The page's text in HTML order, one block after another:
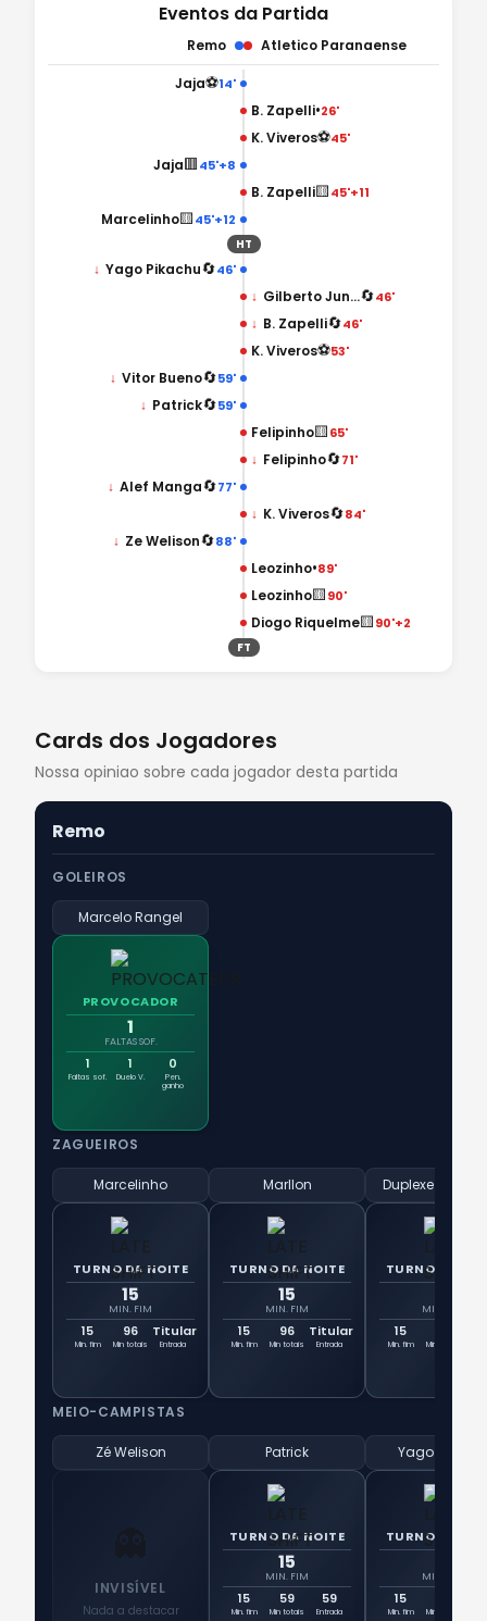
Eventos da Partida
Remo Atletico Paranaense
14'
⚽
Jaja
B. Zapelli•26'
K. Viveros⚽45'
45'+8
🟥
Jaja
B. Zapelli🟨45'+11
45'+12
🟨
Marcelinho
HT
46'
🔄
↓ Yago Pikachu
↓ Gilberto Junior 🔄46'
↓ B. Zapelli🔄46'
K. Viveros⚽53'
59'
🔄
↓ Vitor Bueno
59'
🔄
↓ Patrick
Felipinho🟨65'
↓ Felipinho🔄71'
77'
🔄
↓ Alef Manga
↓ K. Viveros🔄84'
88'
🔄
↓ Ze Welison
Leozinho•89'
Leozinho🟨90'
Diogo Riquelme🟨90'+2
FT
Cards dos Jogadores
Nossa opiniao sobre cada jogador desta partida
Remo
GOLEIROS
Marcelo Rangel
PROVOCADOR
1
FALTAS SOF.
1
Faltas sof.
1
Duelo V.
0
Pen.
ganho
ZAGUEIROS
Marcelinho
TURNO DA NOITE
15
MIN. FIM
15
Min. fim
96
Min totais
Titular
Entrada
Marllon
TURNO DA NOITE
15
MIN. FIM
15
Min. fim
96
Min totais
Titular
Entrada
Duplexe
TURNO DA
MIN. FIM
15
Min. fim Min totais
MEIO-CAMPISTAS
Zé Welison
INVISÍVEL
Nada a destacar
Patrick
TURNO DA NOITE
15
MIN. FIM
15
Min. fim
59
Min totais
59
Entrada
Yago
TURNO DA
MIN. FIM
15
Min. fim Min totais